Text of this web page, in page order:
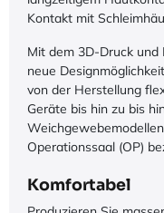
Kontakt mit
Mit dem 3D-Druck und
neue
von der Herstellung
Geräte bis hin zu bis
Operationssaal (OP)
Komfortabel